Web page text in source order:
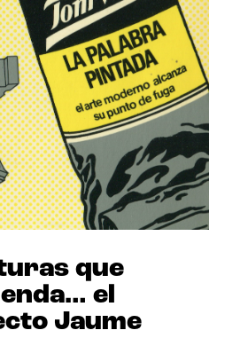
que
el
Jaume